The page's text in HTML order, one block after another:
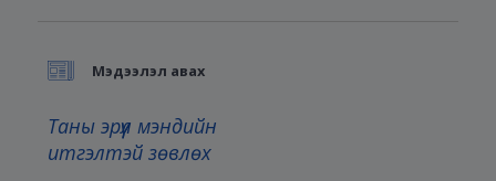
Мэдээлэл авах
Таны эрүүл мэндийн
итгэлтэй зөвлөх